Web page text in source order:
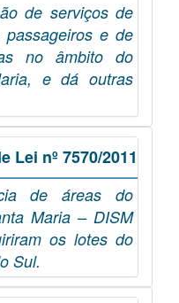
de serviços de
passageiros e de
no âmbito do
e dá outras
Lei nº 7570/2011
de áreas do
Maria – DISM
os lotes do
Sul.